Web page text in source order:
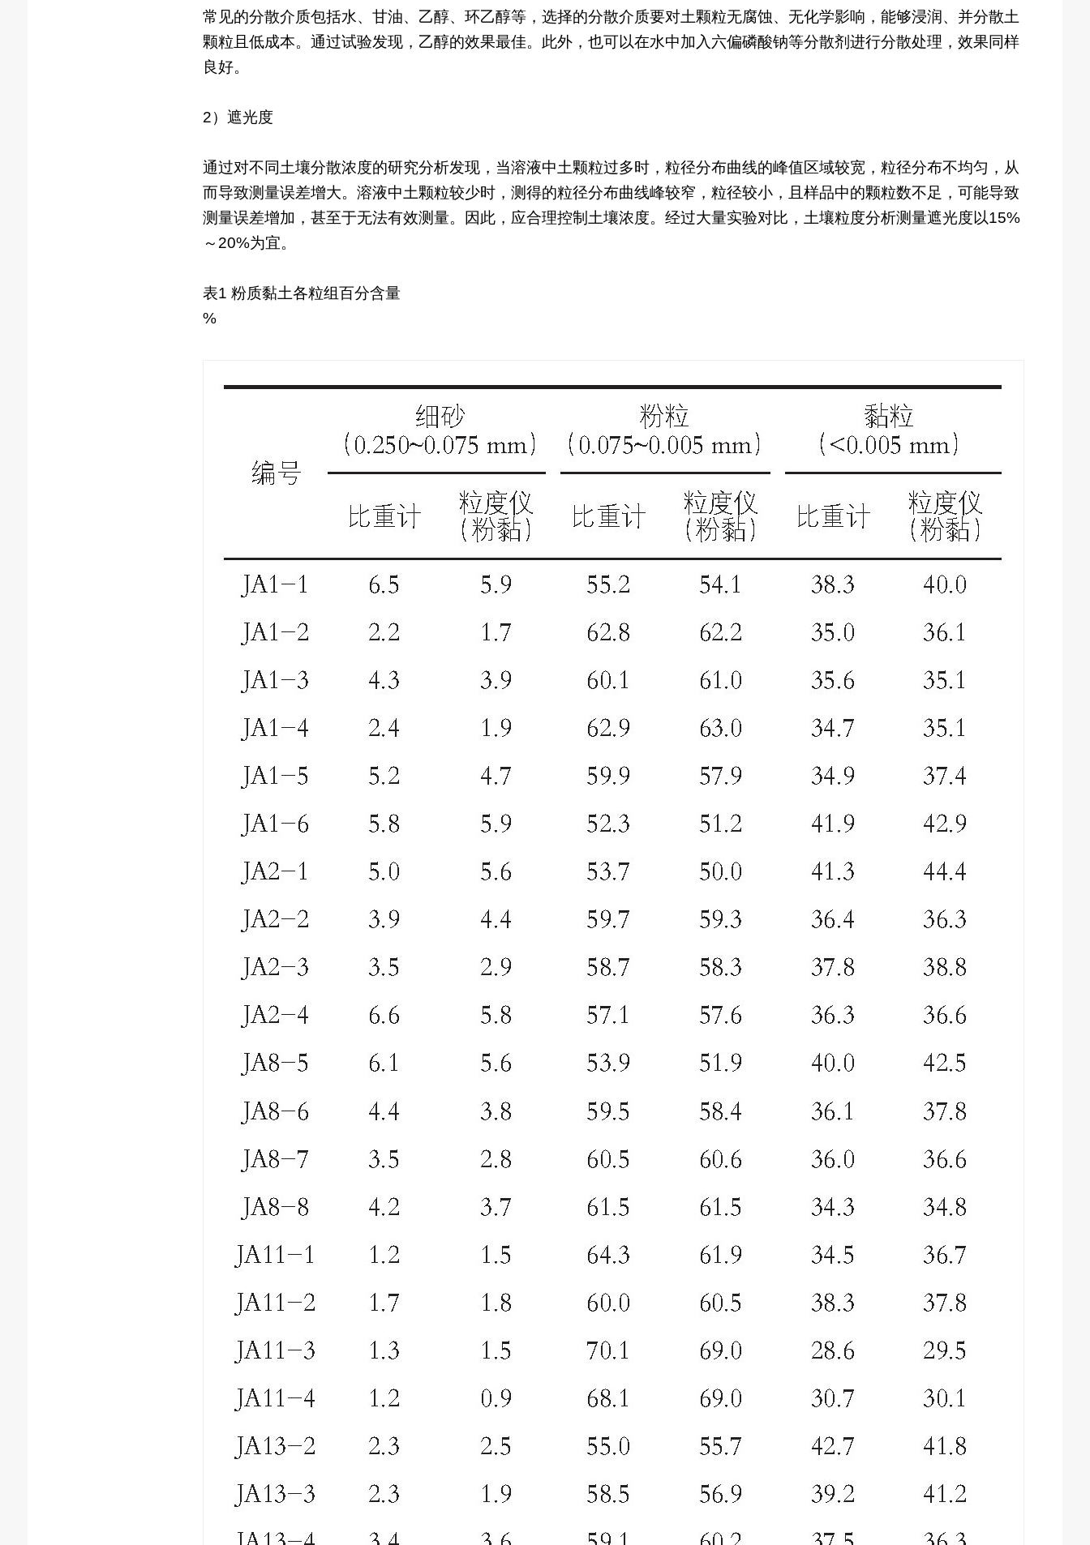
常见的分散介质包括水、甘油、乙醇、环乙醇等，选择的分散介质要对土颗粒无腐蚀、无化学影响，能够浸润、并分散土
颗粒且低成本。通过试验发现，乙醇的效果最佳。此外，也可以在水中加入六偏磷酸钠等分散剂进行分散处理，效果同样
良好。
2）遮光度
通过对不同土壤分散浓度的研究分析发现，当溶液中土颗粒过多时，粒径分布曲线的峰值区域较宽，粒径分布不均匀，从
而导致测量误差增大。溶液中土颗粒较少时，测得的粒径分布曲线峰较窄，粒径较小，且样品中的颗粒数不足，可能导致
测量误差增加，甚至于无法有效测量。因此，应合理控制土壤浓度。经过大量实验对比，土壤粒度分析测量遮光度以15%
～20%为宜。
表1 粉质黏土各粒组百分含量
%